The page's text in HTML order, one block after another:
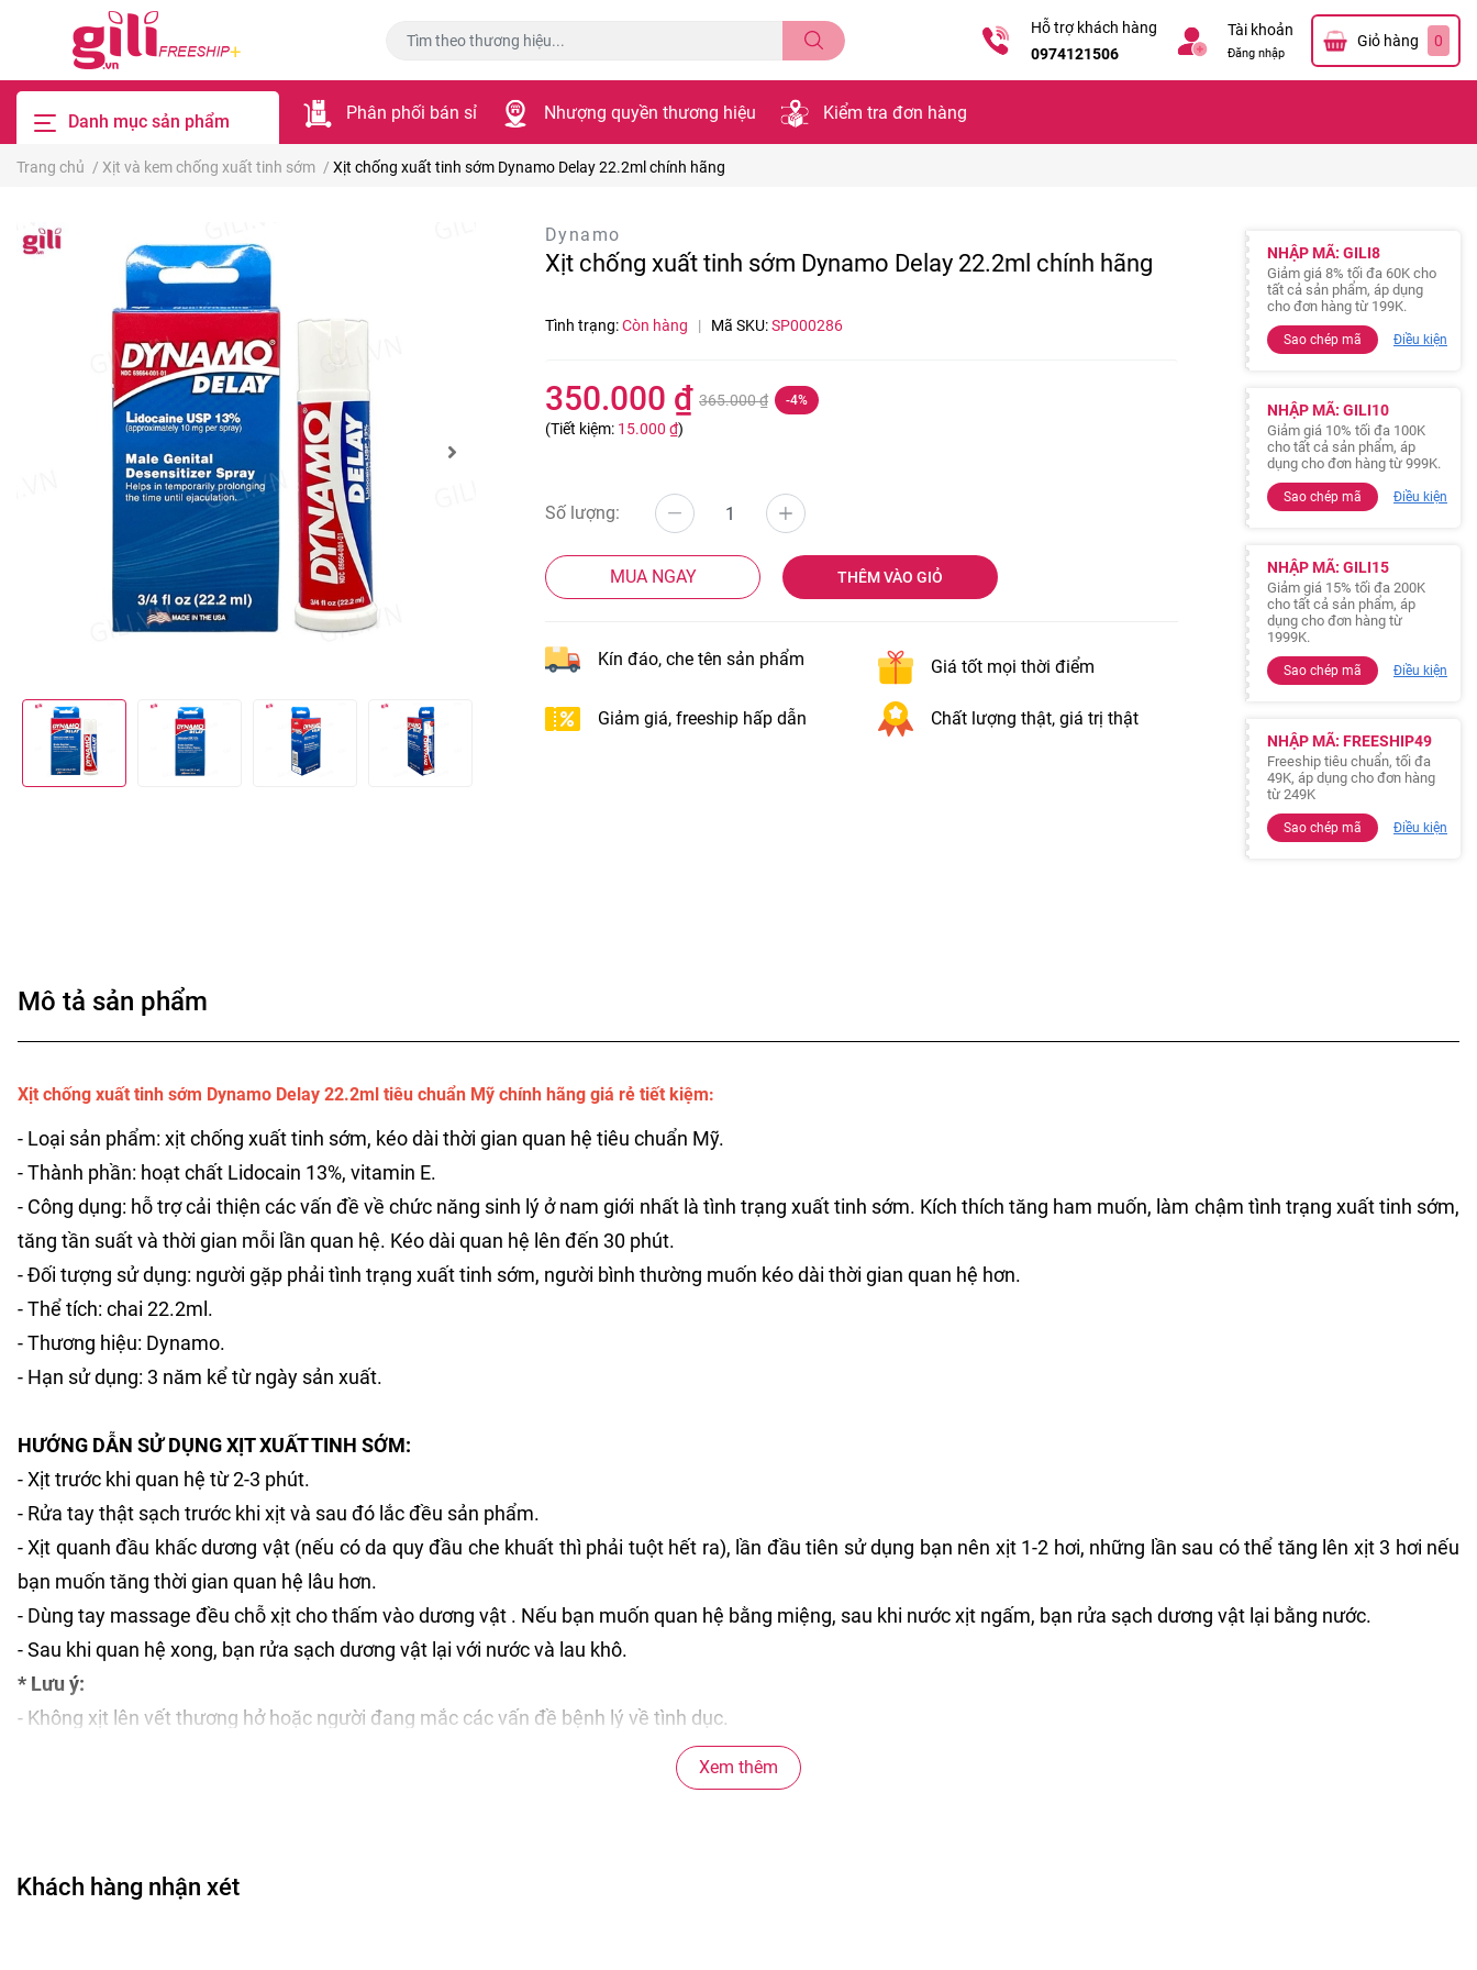
Hỗ trợ khách hàng
0974121506
Tài khoản
Đăng nhập
Giỏ hàng 0
Danh mục sản phẩm Phân phối bán sỉ Nhượng quyền thương hiệu Kiểm tra đơn hàng
Trang chủ / Xịt và kem chống xuất tinh sớm / Xịt chống xuất tinh sớm Dynamo Delay 22.2ml chính hãng
Dynamo
Xịt chống xuất tinh sớm Dynamo Delay 22.2ml chính hãng
Tình trạng:Còn hàng | Mã SKU:SP000286
350.000 ₫ 365.000 ₫ -4%
(Tiết kiệm: 15.000 ₫)
Số lượng:
MUA NGAY THÊM VÀO GIỎ
Kín đáo, che tên sản phẩm Giá tốt mọi thời điểm
Giảm giá, freeship hấp dẫn Chất lượng thật, giá trị thật
NHẬP MÃ: GILI8
Giảm giá 8% tối đa 60K cho
tất cả sản phẩm, áp dụng
cho đơn hàng từ 199K.
Sao chép mã Điều kiện
NHẬP MÃ: GILI10
Giảm giá 10% tối đa 100K
cho tất cả sản phẩm, áp
dụng cho đơn hàng từ 999K.
Sao chép mã Điều kiện
NHẬP MÃ: GILI15
Giảm giá 15% tối đa 200K
cho tất cả sản phẩm, áp
dụng cho đơn hàng từ
1999K.
Sao chép mã Điều kiện
NHẬP MÃ: FREESHIP49
Freeship tiêu chuẩn, tối đa
49K, áp dụng cho đơn hàng
từ 249K
Sao chép mã Điều kiện
Mô tả sản phẩm
Xịt chống xuất tinh sớm Dynamo Delay 22.2ml tiêu chuẩn Mỹ chính hãng giá rẻ tiết kiệm:
- Loại sản phẩm: xịt chống xuất tinh sớm, kéo dài thời gian quan hệ tiêu chuẩn Mỹ.
- Thành phần: hoạt chất Lidocain 13%, vitamin E.
- Công dụng: hỗ trợ cải thiện các vấn đề về chức năng sinh lý ở nam giới nhất là tình trạng xuất tinh sớm. Kích thích tăng ham muốn, làm chậm tình trạng xuất tinh sớm,
tăng tần suất và thời gian mỗi lần quan hệ. Kéo dài quan hệ lên đến 30 phút.
- Đối tượng sử dụng: người gặp phải tình trạng xuất tinh sớm, người bình thường muốn kéo dài thời gian quan hệ hơn.
- Thể tích: chai 22.2ml.
- Thương hiệu: Dynamo.
- Hạn sử dụng: 3 năm kể từ ngày sản xuất.
HƯỚNG DẪN SỬ DỤNG XỊT XUẤT TINH SỚM:
- Xịt trước khi quan hệ từ 2-3 phút.
- Rửa tay thật sạch trước khi xịt và sau đó lắc đều sản phẩm.
- Xịt quanh đầu khấc dương vật (nếu có da quy đầu che khuất thì phải tuột hết ra), lần đầu tiên sử dụng bạn nên xịt 1-2 hơi, những lần sau có thể tăng lên xịt 3 hơi nếu
bạn muốn tăng thời gian quan hệ lâu hơn.
- Dùng tay massage đều chỗ xịt cho thấm vào dương vật . Nếu bạn muốn quan hệ bằng miệng, sau khi nước xịt ngấm, bạn rửa sạch dương vật lại bằng nước.
- Sau khi quan hệ xong, bạn rửa sạch dương vật lại với nước và lau khô.
* Lưu ý:
- Không xịt lên vết thương hở hoặc người đang mắc các vấn đề bệnh lý về tình dục.
- Bảo quản sản phẩm nơi sạch sẽ, khô ráo, thoáng mát và tránh ánh nắng trực tiếp mặt trời. Có thể bỏ vào ngăn mát tủ lạnh và để xa tầm tay của trẻ nhỏ.
Xem thêm
Khách hàng nhận xét